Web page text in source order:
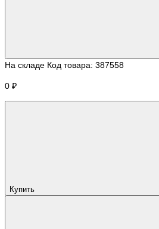
На складе Код товара: 387558
0 ₽
Купить